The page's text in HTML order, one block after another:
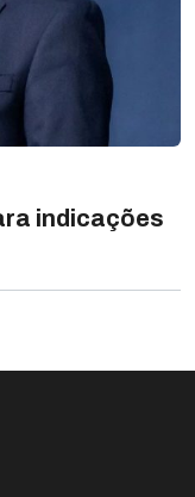
indicações